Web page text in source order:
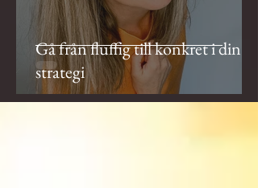
Gå från fluffig till konkret i din
strategi